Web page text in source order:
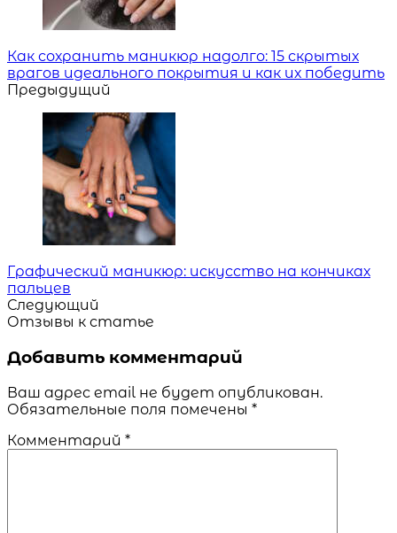
Как сохранить маникюр надолго: 15 скрытых
врагов идеального покрытия и как их победить
Предыдущий
Графический маникюр: искусство на кончиках
пальцев
Следующий
Отзывы к статье
Добавить комментарий
Ваш адрес email не будет опубликован.
Обязательные поля помечены *
Комментарий *